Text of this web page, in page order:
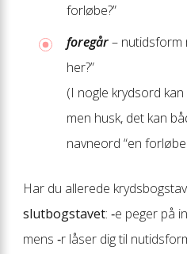
forløbe?”
foregår– nutidsform
her?”
(I nogle krydsord kan
men husk, det kan
navneord “en
Har du allerede
slutbogstavet: ‑e peger på
mens ‑r låser dig til